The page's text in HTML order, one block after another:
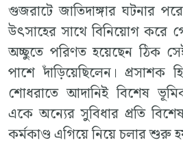
গুজরাটে জাতিদাঙ্গার ঘটনার
উৎসাহের সাথে বিনিয়োগ করে
অচ্ছুতে পরিণত হয়েছেন ঠিক
পাশে দাঁড়িয়েছিলেন। প্রসাশক
শোধরাতে আদানিই বিশেষ
একে অন্যের সুবিধার প্রতি
কর্মকাণ্ড এগিয়ে নিয়ে চলার শুরু